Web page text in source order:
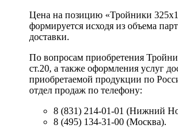
Цена на позицию «Тройники
формируется исходя из объема
доставки.
По вопросам приобретения
ст.20, а также оформления услуг
приобретаемой продукции по
отдел продаж по телефону:
8 (831) 214-01-01 (Нижний
8 (495) 134-31-00 (Москва).